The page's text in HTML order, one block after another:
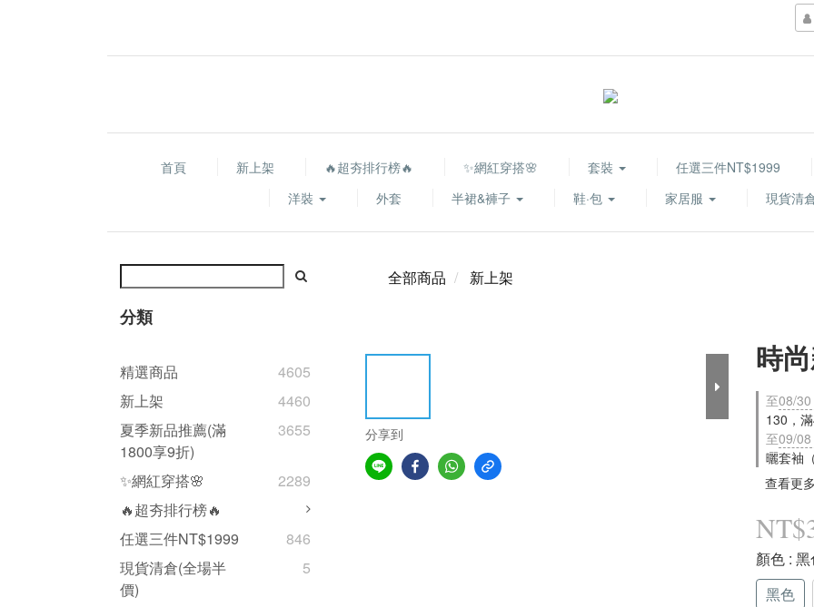
首頁 新上架 🔥超夯排行榜🔥 ✨網紅穿搭🌸 套裝
任選三件NT$1999
洋裝
外套 半裙&褲子 鞋·包 家居服 現貨清
分類
精選商品
4605
新上架
4460
夏季新品推薦(滿
1800享9折)
3655
✨網紅穿搭🌸
2289
🔥超夯排行榜🔥
任選三件NT$1999
846
現貨清倉(全場半
價)
5
全部商品 新上架
分享到
時
至08/
130，
至09/
曬套袖
查看更
顏色 :
黑色